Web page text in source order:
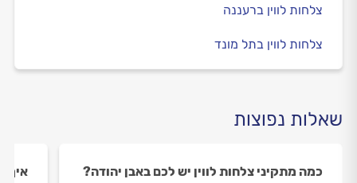
צלחות לווין ברעננה
צלחות לווין בתל מונד
שאלות נפוצות
כמה מתקיני צלחות לווין יש לכם באבן יהודה?
איך